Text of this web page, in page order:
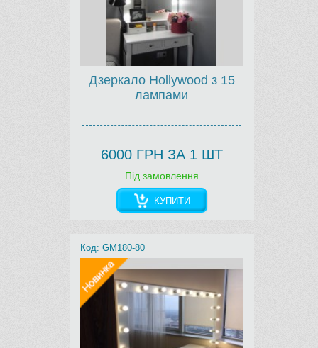
Дзеркало Hollywood з 15
лампами
6000 ГРН ЗА 1 ШТ
Під замовлення
КУПИТИ
Код: GM180-80